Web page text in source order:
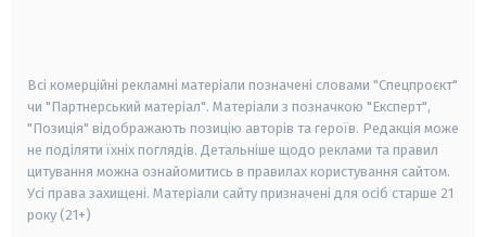
Всі комерційні рекламні матеріали позначені словами "Спецпроєкт"
чи "Партнерський матеріал". Матеріали з позначкою "Експерт",
"Позиція" відображають позицію авторів та героїв. Редакція може
не поділяти їхніх поглядів. Детальніше щодо реклами та правил
цитування можна ознайомитись в правилах користування сайтом.
Усі права захищені. Матеріали сайту призначені для осіб старше 21
року (21+)